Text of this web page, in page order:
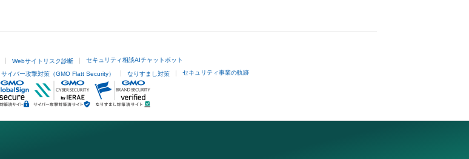
Webサイトリスク診断 セキュリティ相談AIチャットボット
サイバー攻撃対策（GMO Flatt Security） なりすまし対策 セキュリティ事業の軌跡